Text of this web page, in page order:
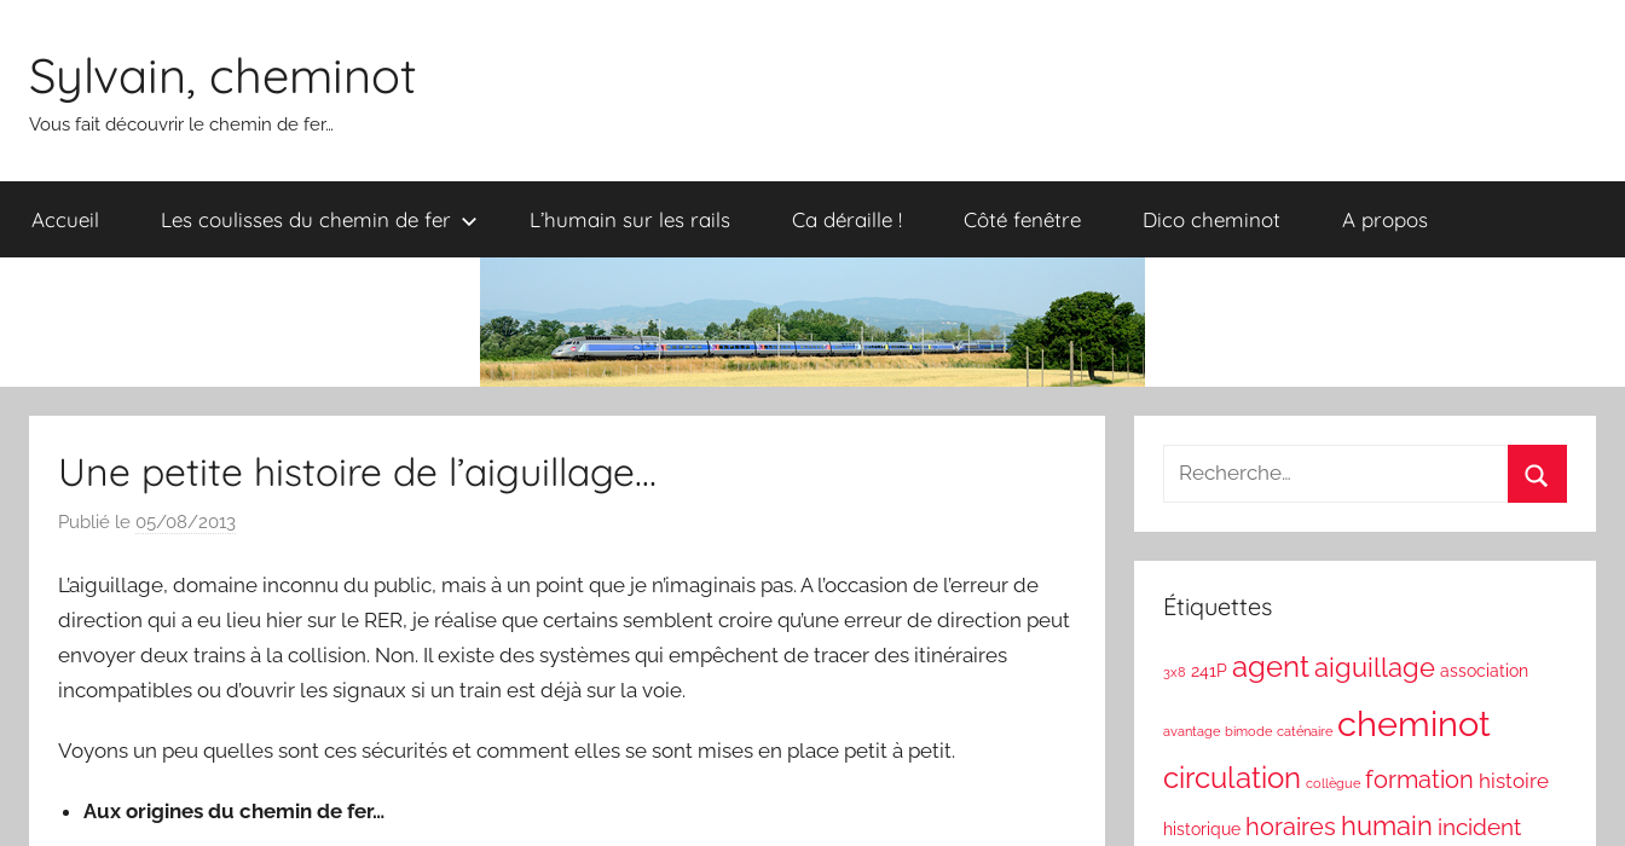
contenu
Sylvain, cheminot
Vous fait découvrir le chemin de fer…
Accueil Les coulisses du chemin de fer L’humain sur les rails Ca déraille ! Côté fenêtre Dico cheminot A propos
Une petite histoire de l’aiguillage…
Publié le 05/08/2013
r
S
y
l
a
n
L’aiguillage, domaine inconnu du public, mais à un point que je n’imaginais pas. A l’occasion de l’erreur de
direction qui a eu lieu hier sur le RER, je réalise que certains semblent croire qu’une erreur de direction peut
envoyer deux trains à la collision. Non. Il existe des systèmes qui empêchent de tracer des itinéraires
incompatibles ou d’ouvrir les signaux si un train est déjà sur la voie.
Voyons un peu quelles sont ces sécurités et comment elles se sont mises en place petit à petit.
Aux origines du chemin de fer…
Étiquettes
3x8 241P agentaiguillage association
avantage bimode caténaire cheminot
circulation collègue formation histoire
historique horaires humain incident